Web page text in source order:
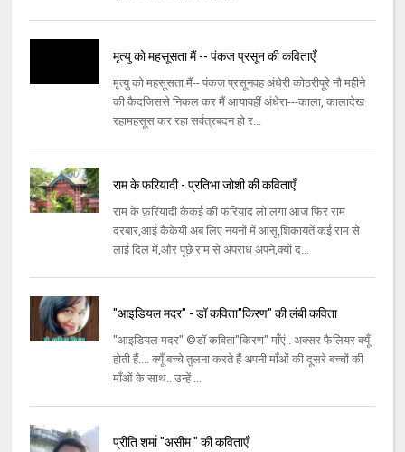
मृत्यु को महसूसता मैं -- पंकज प्रसून की कविताएँ
मृत्यु को महसूसता मैं-- पंकज प्रसूनवह अंधेरी कोठरीपूरे नौ महीने
की कैदजिससे निकल कर मैं आयावहीं अंधेरा---काला, कालादेख
रहामहसूस कर रहा सर्वत्रबदन हो र...
राम के फरियादी - प्रतिभा जोशी की कविताएँ
राम के फ़रियादी कैकई की फरियाद लो लगा आज फिर राम
दरबार,आई कैकेयी अब लिए नयनों में आंसू,शिकायतें कई राम से
लाई दिल में,और पूछे राम से अपराध अपने,क्यों द...
"आइडियल मदर" - डॉ कविता"किरण" की लंबी कविता
"आइडियल मदर" ©डॉ कविता"किरण" माँएं.. अक्सर फैलियर क्यूँ
होती हैं.... क्यूँ बच्चे तुलना करते हैं अपनी माँओं की दूसरे बच्चों की
माँओं के साथ.. उन्हें ...
प्रीति शर्मा "असीम " की कविताएँ